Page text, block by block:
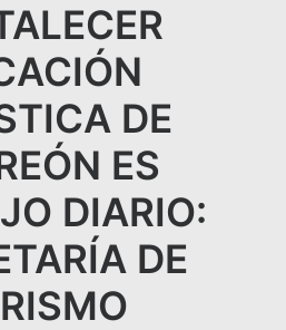
TORREÓN
DE
ES
DIARIO:
DE